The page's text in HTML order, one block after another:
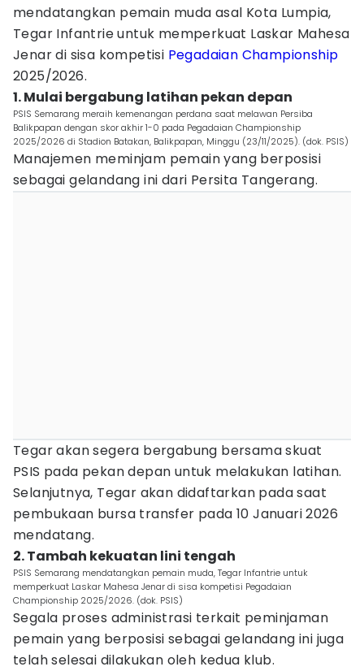
mendatangkan pemain muda asal Kota Lumpia,
Tegar Infantrie untuk memperkuat Laskar Mahesa
Jenar di sisa kompetisi Pegadaian Championship
2025/2026.
1. Mulai bergabung latihan pekan depan
PSIS Semarang meraih kemenangan perdana saat melawan Persiba
Balikpapan dengan skor akhir 1-0 pada Pegadaian Championship
2025/2026 di Stadion Batakan, Balikpapan, Minggu (23/11/2025). (dok. PSIS)
Manajemen meminjam pemain yang berposisi
sebagai gelandang ini dari Persita Tangerang.
Tegar akan segera bergabung bersama skuat
PSIS pada pekan depan untuk melakukan latihan.
Selanjutnya, Tegar akan didaftarkan pada saat
pembukaan bursa transfer pada 10 Januari 2026
mendatang.
2. Tambah kekuatan lini tengah
PSIS Semarang mendatangkan pemain muda, Tegar Infantrie untuk
memperkuat Laskar Mahesa Jenar di sisa kompetisi Pegadaian
Championship 2025/2026. (dok. PSIS)
Segala proses administrasi terkait peminjaman
pemain yang berposisi sebagai gelandang ini juga
telah selesai dilakukan oleh kedua klub.